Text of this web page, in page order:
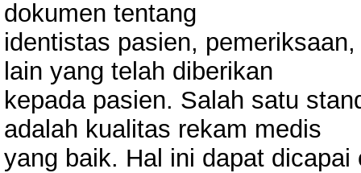
dokumen tentang
identistas pasien,
lain yang telah diberikan
kepada pasien. Salah satu
adalah kualitas rekam medis
yang baik. Hal ini dapat